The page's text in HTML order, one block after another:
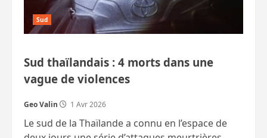
Sud
Sud thaïlandais : 4 morts dans une
vague de violences
Geo Valin 1 Avr 2026
Le sud de la Thaïlande a connu en l’espace de